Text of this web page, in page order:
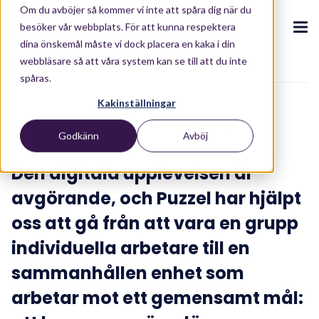
Om du avböjer så kommer vi inte att spåra dig när du
besöker vår webbplats. För att kunna respektera
dina önskemål måste vi dock placera en kaka i din
webbläsare så att våra system kan se till att du inte
spåras.
Kakinställningar
Godkänn Avböj
CX Ekosystem
.
Puzzel CX Ekosystem
Vår CX-ekosystemet
Integrationer
Våra lösningar
Industrier.
Produkter.
.
Contact Centre.
Kontaktcenterplattform
AI-drivna upplevelser.
Conversational Intelligence
Live Summary
Kunder.
Resurser .
.
Blogg.
Blogg
Rapporter & e-böcker
Whitepaper
ROI Calculator
Om oss
.
Om oss
Kontakta oss
Investerare
To case overview
Ellery Beach House Travel & Hospitality
Den digitala upplevelsen är
avgörande, och Puzzel har hjälpt
oss att gå från att vara en grupp
individuella arbetare till en
sammanhållen enhet som
arbetar mot ett gemensamt mål: